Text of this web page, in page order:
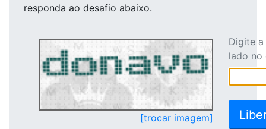
responda ao desafio abaixo.
[trocar imagem]
Digite
lado no